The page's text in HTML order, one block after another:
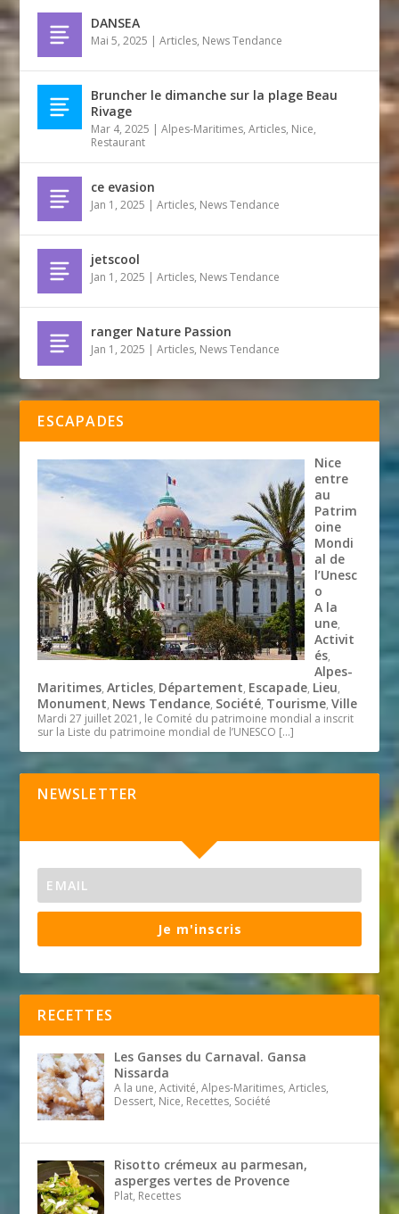
DANSEA
Mai 5, 2025 |Articles, News Tendance
Bruncher le dimanche sur la plage Beau
Rivage
Mar 4, 2025 |Alpes-Maritimes,Articles, Nice,
Restaurant
ce evasion
Jan 1, 2025 |Articles, News Tendance
jetscool
Jan 1, 2025 |Articles, News Tendance
ranger Nature Passion
Jan 1, 2025 |Articles, News Tendance
ESCAPADES
Nice
entre
au
Patrim
oine
Mondi
al de
l’Unesc
o
A la
une,
Activit
és,
Alpes-
Maritimes,Articles, Département, Escapade, Lieu,
Monument, News Tendance, Société, Tourisme,Ville
Mardi 27 juillet 2021, le Comité du patrimoine mondial a inscrit
sur la Liste du patrimoine mondial de l’UNESCO […]
NEWSLETTER
Je m'inscris
RECETTES
Les Ganses du Carnaval. Gansa
Nissarda
A la une, Activité, Alpes-Maritimes, Articles,
Dessert, Nice, Recettes, Société
Risotto crémeux au parmesan,
asperges vertes de Provence
Plat, Recettes